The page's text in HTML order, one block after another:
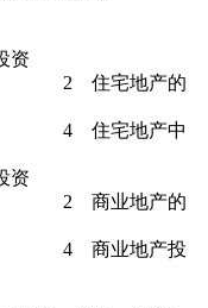
资
2 住宅地产的
4 住宅地产中
资
略 2 商业地产的
理 4 商业地产投